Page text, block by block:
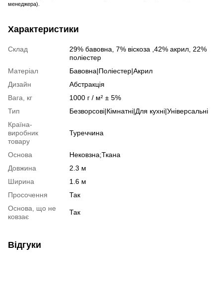
менеджера).
Характеристики
Склад
29% бавовна, 7% віскоза ,42% акрил, 22%
поліестер
Матеріал
Бавовна|Поліестер|Акрил
Дизайн
Абстракція
Вага, кг
1000 г / м² ± 5%
Тип
Безворсові|Кімнатні|Для кухні|Універсальні
Країна-
виробник
товару
Туреччина
Основа
Нековзна;Ткана
Довжина
2.3 м
Ширина
1.6 м
Просочення
Так
Основа, що не
ковзає
Так
Відгуки